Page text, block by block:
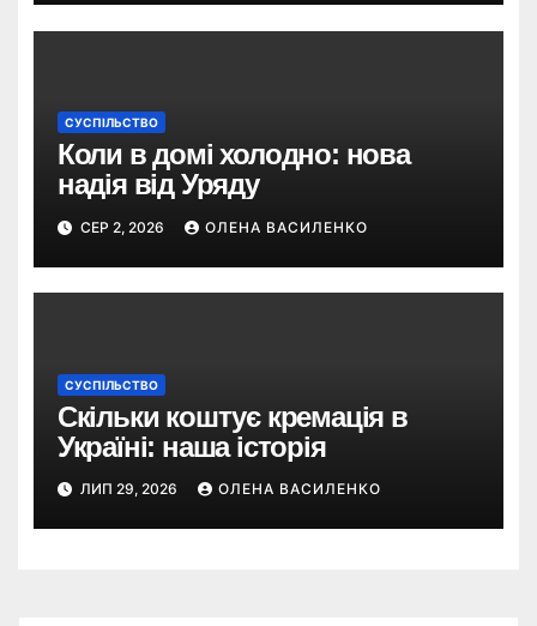
СУСПІЛЬСТВО
Коли в домі холодно: нова
надія від Уряду
СЕР 2, 2026 ОЛЕНА ВАСИЛЕНКО
СУСПІЛЬСТВО
Скільки коштує кремація в
Україні: наша історія
ЛИП 29, 2026 ОЛЕНА ВАСИЛЕНКО